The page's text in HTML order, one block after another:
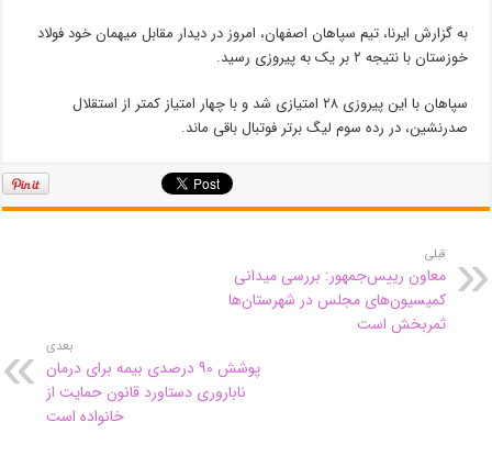
به گزارش ایرنا، تیم سپاهان اصفهان، امروز در دیدار مقابل میهمان خود فولاد
خوزستان با نتیجه ۲ بر یک به پیروزی رسید.
سپاهان با این پیروزی ۲۸ امتیازی شد و با چهار امتیاز کمتر از استقلال
صدرنشین، در رده سوم لیگ برتر فوتبال باقی ماند.
قبلی
معاون رییس‌جمهور: بررسی میدانی
کمیسیون‌های مجلس در شهرستان‌ها
ثمربخش است
بعدی
پوشش ۹۰ درصدی بیمه برای درمان
ناباروری دستاورد قانون حمایت از
خانواده است